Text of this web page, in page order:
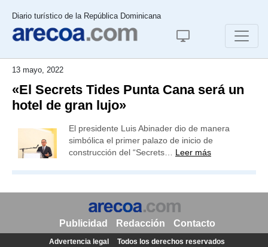
Diario turístico de la República Dominicana
13 mayo, 2022
«El Secrets Tides Punta Cana será un
hotel de gran lujo»
El presidente Luis Abinader dio de manera
simbólica el primer palazo de inicio de
construcción del “Secrets… Leer más
Publicidad Redacción Contacto
Advertencia legal
Todos los derechos reservados